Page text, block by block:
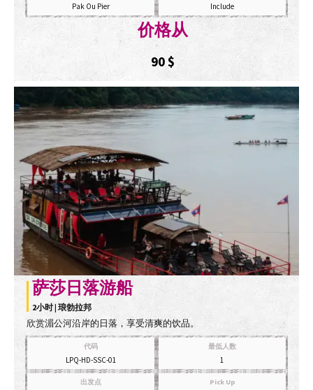
Pak Ou Pier Include
价格从
90$
萨莎日落游船
2小时 | 琅勃拉邦
欣赏湄公河沿岸的日落，享受清爽的饮品。
代码
LPQ-HD-SSC-01
最低人数
1
出发点 Pick Up